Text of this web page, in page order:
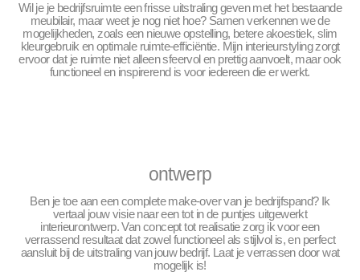
Wil je je bedrijfsruimte een frisse uitstraling geven met het bestaande
meubilair, maar weet je nog niet hoe? Samen verkennen we de
mogelijkheden, zoals een nieuwe opstelling, betere akoestiek, slim
kleurgebruik en optimale ruimte-efficiëntie. Mijn interieurstyling zorgt
ervoor dat je ruimte niet alleen sfeervol en prettig aanvoelt, maar ook
functioneel en inspirerend is voor iedereen die er werkt.
ontwerp
Ben je toe aan een complete make-over van je bedrijfspand? Ik
vertaal jouw visie naar een tot in de puntjes uitgewerkt
interieurontwerp. Van concept tot realisatie zorg ik voor een
verrassend resultaat dat zowel functioneel als stijlvol is, en perfect
aansluit bij de uitstraling van jouw bedrijf. Laat je verrassen door wat
mogelijk is!